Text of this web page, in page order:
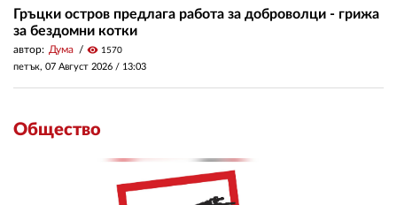
Гръцки остров предлага работа за доброволци - грижа
за бездомни котки
автор: Дума visibility 1570
петък, 07 Август 2026 / 13:03
Общество